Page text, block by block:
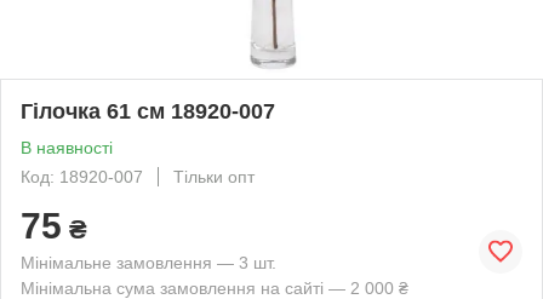
Гілочка 61 см 18920-007
В наявності
Код: 18920-007
Тільки опт
75 ₴
Мінімальне замовлення — 3 шт.
Мінімальна сума замовлення на сайті — 2 000 ₴